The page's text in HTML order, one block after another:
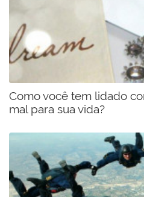
Como você tem lidado
mal para sua vida?